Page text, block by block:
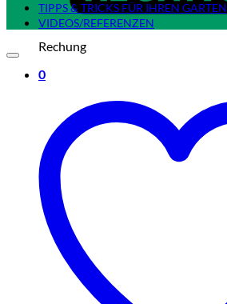
Rechung
0
TIPPS & TRICKS FÜR IHREN GARTEN
VIDEOS/REFERENZEN